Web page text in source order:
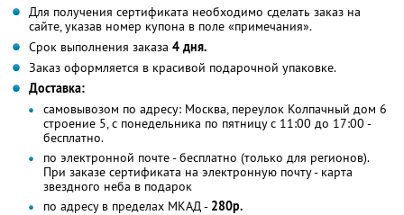
Для получения сертификата необходимо сделать заказ на
сайте, указав номер купона в поле «примечания».
Срок выполнения заказа 4 дня.
Заказ оформляется в красивой подарочной упаковке.
Доставка:
самовывозом по адресу: Москва, переулок Колпачный дом 6
строение 5, с понедельника по пятницу с 11:00 до 17:00 -
бесплатно.
по электронной почте - бесплатно (только для регионов).
При заказе сертификата на электронную почту - карта
звездного неба в подарок
по адресу в пределах МКАД - 280р.